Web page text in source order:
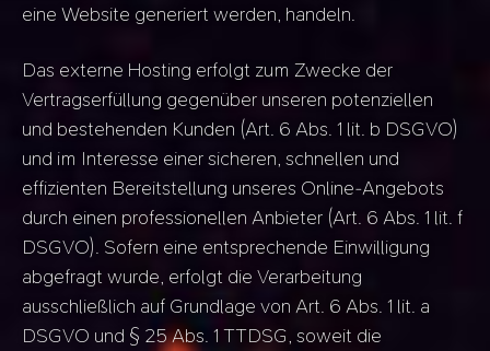
eine Website generiert werden, handeln.
Das externe Hosting erfolgt zum Zwecke der
Vertragserfüllung gegenüber unseren potenziellen
und bestehenden Kunden (Art. 6 Abs. 1 lit. b DSGVO)
und im Interesse einer sicheren, schnellen und
effizienten Bereitstellung unseres Online-Angebots
durch einen professionellen Anbieter (Art. 6 Abs. 1 lit. f
DSGVO). Sofern eine entsprechende Einwilligung
abgefragt wurde, erfolgt die Verarbeitung
ausschließlich auf Grundlage von Art. 6 Abs. 1 lit. a
DSGVO und § 25 Abs. 1 TTDSG, soweit die